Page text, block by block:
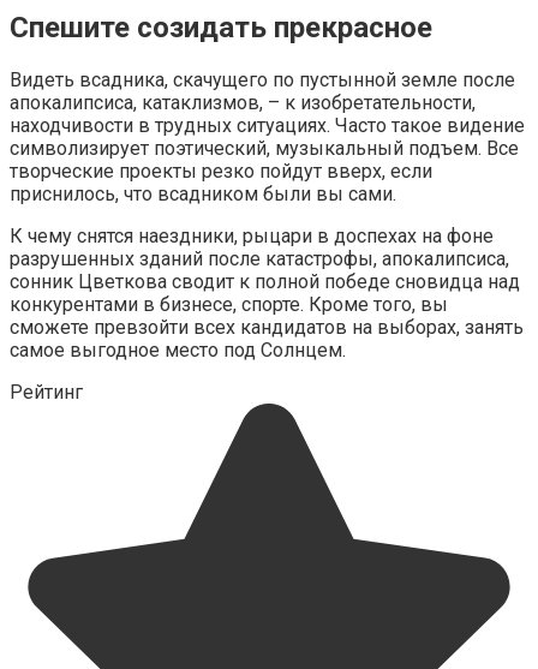
Спешите созидать прекрасное
Видеть всадника, скачущего по пустынной земле после
апокалипсиса, катаклизмов, – к изобретательности,
находчивости в трудных ситуациях. Часто такое видение
символизирует поэтический, музыкальный подъем. Все
творческие проекты резко пойдут вверх, если
приснилось, что всадником были вы сами.
К чему снятся наездники, рыцари в доспехах на фоне
разрушенных зданий после катастрофы, апокалипсиса,
сонник Цветкова сводит к полной победе сновидца над
конкурентами в бизнесе, спорте. Кроме того, вы
сможете превзойти всех кандидатов на выборах, занять
самое выгодное место под Солнцем.
Рейтинг